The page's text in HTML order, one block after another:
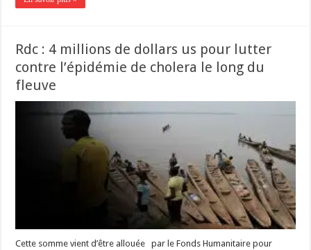
Rdc : 4 millions de dollars us pour lutter
contre l’épidémie de cholera le long du
fleuve
Cette somme vient d’être allouée par le Fonds Humanitaire pour